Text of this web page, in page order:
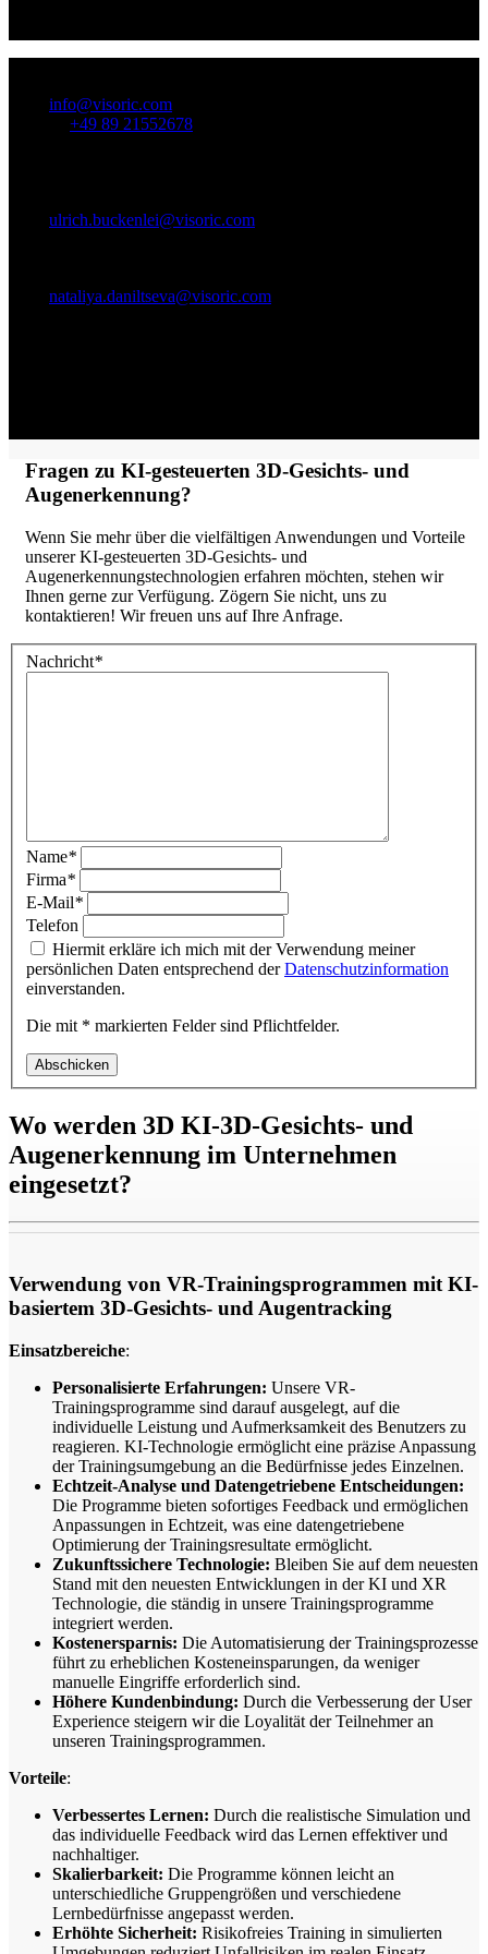
info@visoric.com
+49 89 21552678
ulrich.buckenlei@visoric.com
nataliya.daniltseva@visoric.com
Fragen zu KI-gesteuerten 3D-Gesichts- und
Augenerkennung?
Wenn Sie mehr über die vielfältigen Anwendungen und Vorteile
unserer KI-gesteuerten 3D-Gesichts- und
Augenerkennungstechnologien erfahren möchten, stehen wir
Ihnen gerne zur Verfügung. Zögern Sie nicht, uns zu
kontaktieren! Wir freuen uns auf Ihre Anfrage.
Nachricht*
Name*
Firma*
E-Mail*
Telefon
Hiermit erkläre ich mich mit der Verwendung meiner
persönlichen Daten entsprechend derDatenschutzinformation
einverstanden.
Die mit * markierten Felder sind Pflichtfelder.
Abschicken
Wo werden 3D KI-3D-Gesichts- und
Augenerkennung im Unternehmen
eingesetzt?
Verwendung von VR-Trainingsprogrammen mit KI-
basiertem 3D-Gesichts- und Augentracking
Einsatzbereiche:
Personalisierte Erfahrungen: Unsere VR-
Trainingsprogramme sind darauf ausgelegt, auf die
individuelle Leistung und Aufmerksamkeit des Benutzers zu
reagieren. KI-Technologie ermöglicht eine präzise Anpassung
der Trainingsumgebung an die Bedürfnisse jedes Einzelnen.
Echtzeit-Analyse und Datengetriebene Entscheidungen:
Die Programme bieten sofortiges Feedback und ermöglichen
Anpassungen in Echtzeit, was eine datengetriebene
Optimierung der Trainingsresultate ermöglicht.
Zukunftssichere Technologie: Bleiben Sie auf dem neuesten
Stand mit den neuesten Entwicklungen in der KI und XR
Technologie, die ständig in unsere Trainingsprogramme
integriert werden.
Kostenersparnis: Die Automatisierung der Trainingsprozesse
führt zu erheblichen Kosteneinsparungen, da weniger
manuelle Eingriffe erforderlich sind.
Höhere Kundenbindung: Durch die Verbesserung der User
Experience steigern wir die Loyalität der Teilnehmer an
unseren Trainingsprogrammen.
Vorteile:
Verbessertes Lernen: Durch die realistische Simulation und
das individuelle Feedback wird das Lernen effektiver und
nachhaltiger.
Skalierbarkeit: Die Programme können leicht an
unterschiedliche Gruppengrößen und verschiedene
Lernbedürfnisse angepasst werden.
Erhöhte Sicherheit: Risikofreies Training in simulierten